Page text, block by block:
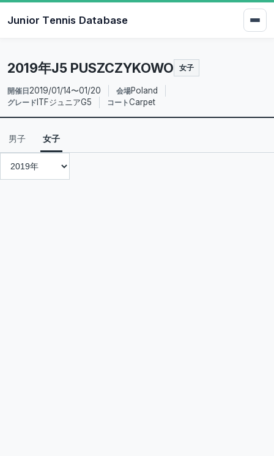
Junior Tennis Database
2019年J5 PUSZCZYKOWO 女子
開催日 2019/01/14〜01/20 会場Poland
グレード ITFジュニアG5 コートCarpet
男子 女子